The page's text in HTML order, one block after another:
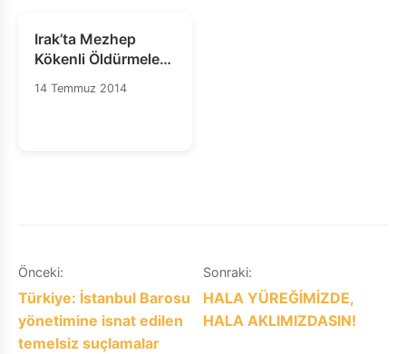
Irak’ta Mezhep
Kökenli Öldürmeler
ve Kaçırılmaların
14 Temmuz 2014
Yazı
gezinmesi
Önceki:
Türkiye: İstanbul Barosu
yönetimine isnat edilen
temelsiz suçlamalar
Sonraki:
HALA YÜREĞİMİZDE,
HALA AKLIMIZDASIN!